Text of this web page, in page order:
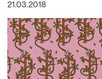
21.03.2018